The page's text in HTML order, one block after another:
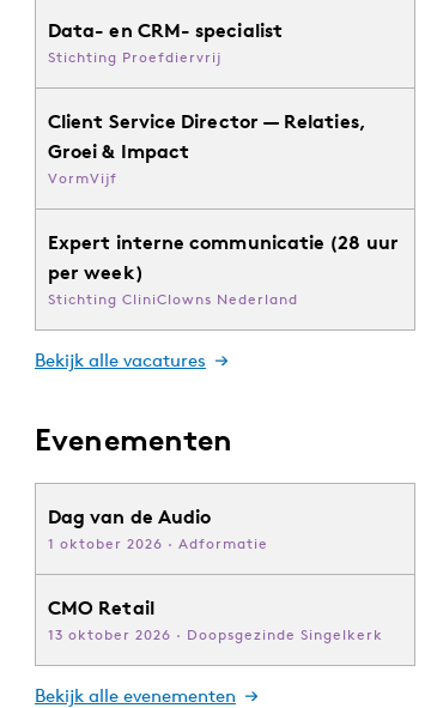
Data- en CRM- specialist
Stichting Proefdiervrij
Client Service Director — Relaties,
Groei & Impact
VormVijf
Expert interne communicatie (28 uur
per week)
Stichting CliniClowns Nederland
Bekijk alle vacatures
Evenementen
Dag van de Audio
1 oktober 2026 · Adformatie
CMO Retail
13 oktober 2026 · Doopsgezinde Singelkerk
Bekijk alle evenementen